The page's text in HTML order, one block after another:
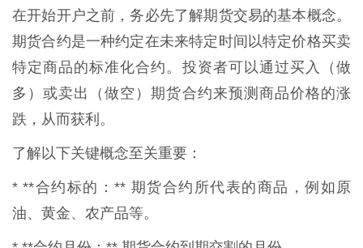
在开始开户之前，务必先了解期货交易的基本概念。
期货合约是一种约定在未来特定时间以特定价格买卖
特定商品的标准化合约。投资者可以通过买入（做
多）或卖出（做空）期货合约来预测商品价格的涨
跌，从而获利。
了解以下关键概念至关重要：
* **合约标的：** 期货合约所代表的商品，例如原
油、黄金、农产品等。